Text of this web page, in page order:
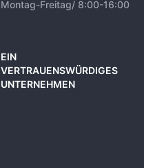
Montag-Freitag/ 8:00-16:00
EIN
VERTRAUENSWÜRDIGES
UNTERNEHMEN